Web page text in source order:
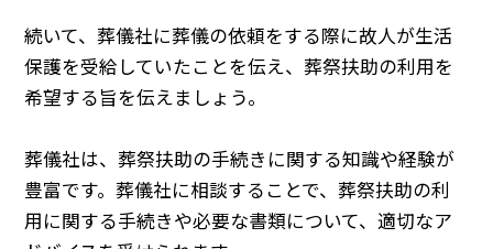
続いて、葬儀社に葬儀の依頼をする際に故人が生活
保護を受給していたことを伝え、葬祭扶助の利用を
希望する旨を伝えましょう。
葬儀社は、葬祭扶助の手続きに関する知識や経験が
豊富です。葬儀社に相談することで、葬祭扶助の利
用に関する手続きや必要な書類について、適切なア